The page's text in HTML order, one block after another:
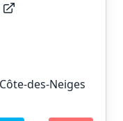
des-Neiges